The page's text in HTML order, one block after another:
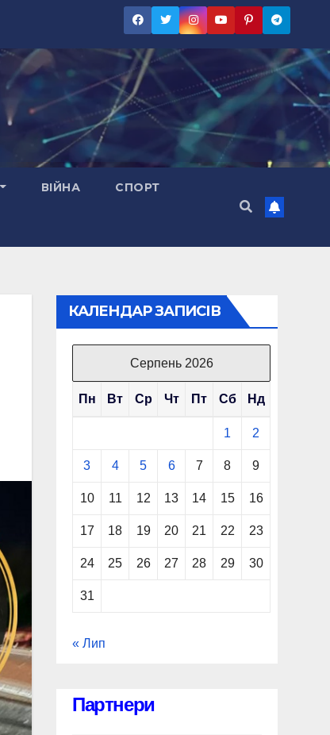
ВІЙНА СПОРТ
КАЛЕНДАР ЗАПИСІВ
Серпень 2026
Пн Вт Ср Чт Пт Сб Нд
1 2
3 4 5 6 7 8 9
10 11 12 13 14 15 16
17 18 19 20 21 22 23
24 25 26 27 28 29 30
31
« Лип
Партнери